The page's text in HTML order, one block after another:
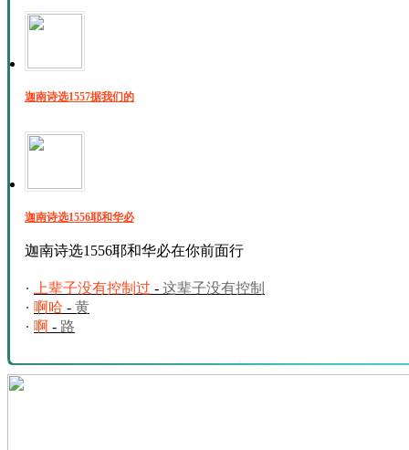
迦南诗选1557据我们的
迦南诗选1556耶和华必
迦南诗选1556耶和华必在你前面行
上辈子没有控制过 - 这辈子没有控制
啊哈 - 黄
啊 - 路